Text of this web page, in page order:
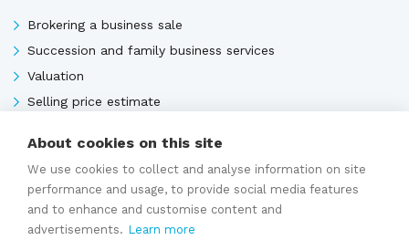
Brokering a business sale
Succession and family business services
Valuation
Selling price estimate
Expert services
About cookies on this site
We use cookies to collect and analyse information on site
performance and usage, to provide social media features
and to enhance and customise content and
advertisements. Learn more